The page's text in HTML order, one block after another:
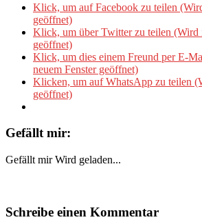
Klick, um auf Facebook zu teilen
geöffnet)
Klick, um über Twitter zu teilen (Wird
geöffnet)
Klick, um dies einem Freund per E-
neuem Fenster geöffnet)
Klicken, um auf WhatsApp zu teilen
geöffnet)
Gefällt mir:
Gefällt mir Wird geladen...
Schreibe einen Kommentar